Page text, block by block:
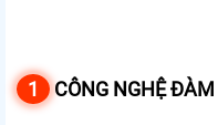
1 CÔNG NGHỆ